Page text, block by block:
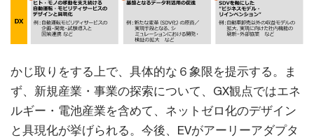
かじ取りをする上で、具体的な６象限を提示する。ま
ず、新規産業・事業の探索について、GX観点ではエネ
ルギー・電池産業を含めて、ネットゼロ化のデザイン
と具現化が挙げられる。今後、EVがアーリーアダプタ